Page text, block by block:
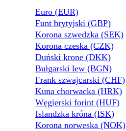
Euro (EUR)
Funt brytyjski (GBP)
Korona szwedzka (SEK)
Korona czeska (CZK)
Duński krone (DKK)
Bułgarski lew (BGN)
Frank szwajcarski (CHF)
Kuna chorwacka (HRK)
Węgierski forint (HUF)
Islandzka króna (ISK)
Korona norweska (NOK)